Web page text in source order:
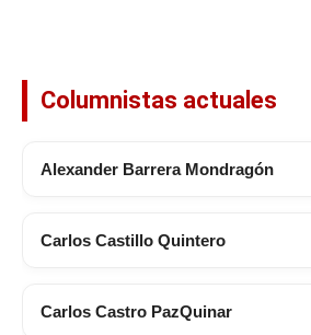
Columnistas actuales
Alexander Barrera Mondragón
Carlos Castillo Quintero
Carlos Castro PazQuinar